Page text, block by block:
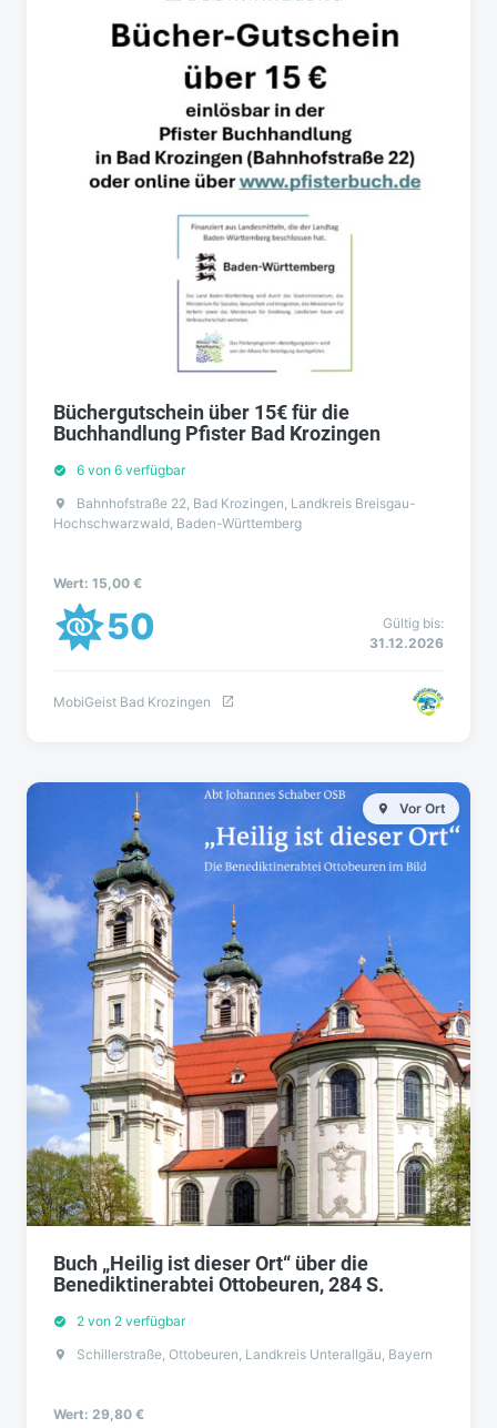
Büchergutschein über 15€ für die
Buchhandlung Pfister Bad Krozingen
6 von 6 verfügbar
Bahnhofstraße 22, Bad Krozingen, Landkreis Breisgau-
Hochschwarzwald, Baden-Württemberg
Wert: 15,00 €
50
Gültig bis:
31.12.2026
MobiGeist Bad Krozingen
Vor Ort
Buch „Heilig ist dieser Ort“ über die
Benediktinerabtei Ottobeuren, 284 S.
2 von 2 verfügbar
Schillerstraße, Ottobeuren, Landkreis Unterallgäu, Bayern
Wert: 29,80 €